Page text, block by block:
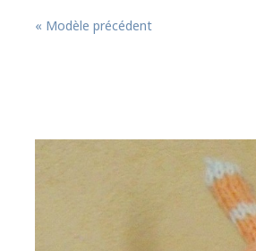
« Modèle précédent